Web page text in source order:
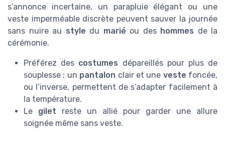
s’annonce incertaine, un parapluie élégant ou une
veste imperméable discrète peuvent sauver la journée
sans nuire au style du marié ou des hommes de la
cérémonie.
Préférez des costumes dépareillés pour plus de
souplesse : un pantalon clair et une veste foncée,
ou l’inverse, permettent de s’adapter facilement à
la température.
Le gilet reste un allié pour garder une allure
soignée même sans veste.